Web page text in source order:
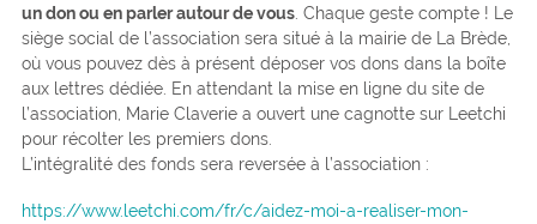
un don ou en parler autour de vous. Chaque geste compte ! Le
siège social de l’association sera situé à la mairie de La Brède,
où vous pouvez dès à présent déposer vos dons dans la boîte
aux lettres dédiée. En attendant la mise en ligne du site de
l’association, Marie Claverie a ouvert une cagnotte sur Leetchi
pour récolter les premiers dons.
L’intégralité des fonds sera reversée à l’association :
https://www.leetchi.com/fr/c/aidez-moi-a-realiser-mon-